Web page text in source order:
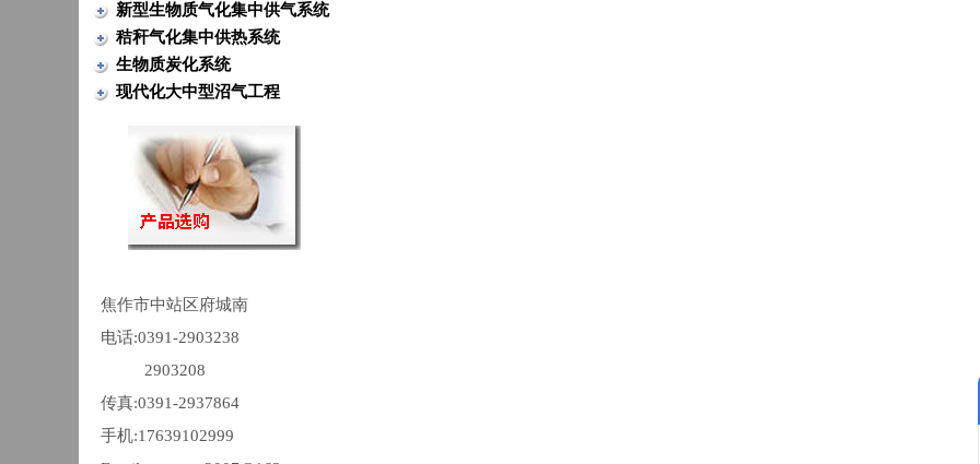
新型生物质气化集中供气系统
秸秆气化集中供热系统
生物质炭化系统
现代化大中型沼气工程
焦作市中站区府城南
电话:0391-2903238
2903208
传真:0391-2937864
手机:17639102999